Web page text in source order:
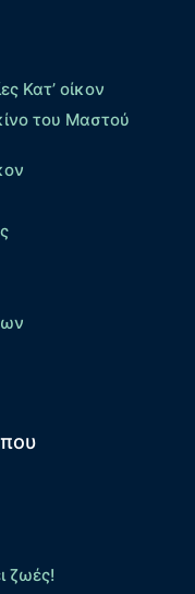
Κατ’ οίκον
του Μαστού
ζωές!